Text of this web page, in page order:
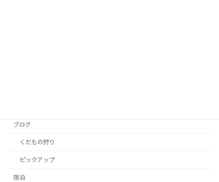
ブログ
くだもの狩り
ピックアップ
宿泊